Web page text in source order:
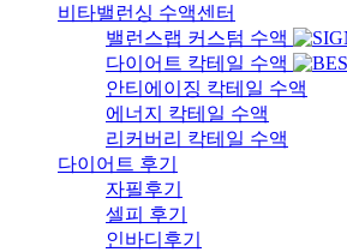
비타밸런싱 수액센터
밸런스랩 커스텀 수액
다이어트 칵테일 수액
안티에이징 칵테일 수액
에너지 칵테일 수액
리커버리 칵테일 수액
다이어트 후기
자필후기
셀피 후기
인바디후기